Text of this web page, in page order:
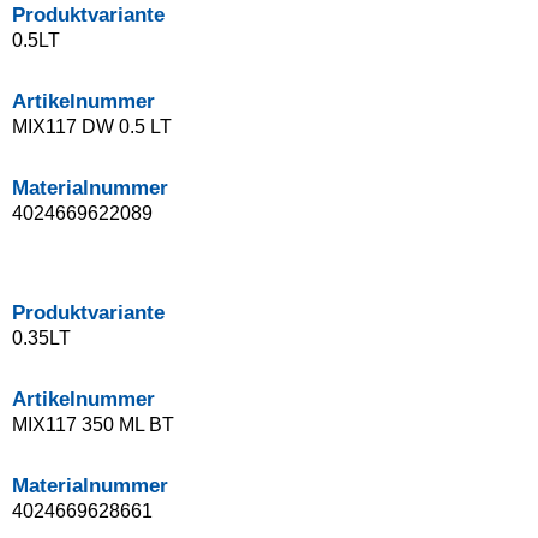
Produktvariante
0.5LT
Artikelnummer
MIX117 DW 0.5 LT
Materialnummer
4024669622089
Produktvariante
0.35LT
Artikelnummer
MIX117 350 ML BT
Materialnummer
4024669628661